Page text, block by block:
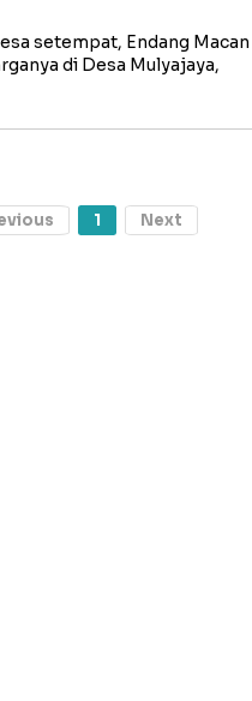
setempat, Endang Macan
di Desa Mulyajaya,
1 Next